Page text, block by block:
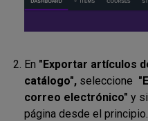
En "Exportar artículos
catálogo", seleccione
correo electrónico" y
página desde el principio.